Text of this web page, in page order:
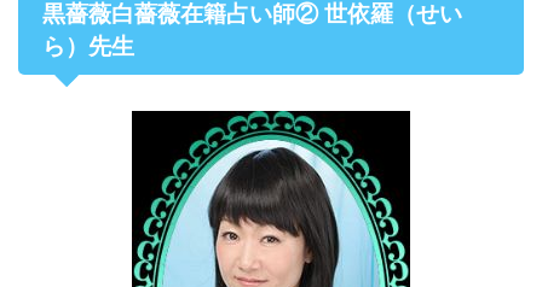
黒薔薇白薔薇在籍占い師② 世依羅（せい
ら）先生